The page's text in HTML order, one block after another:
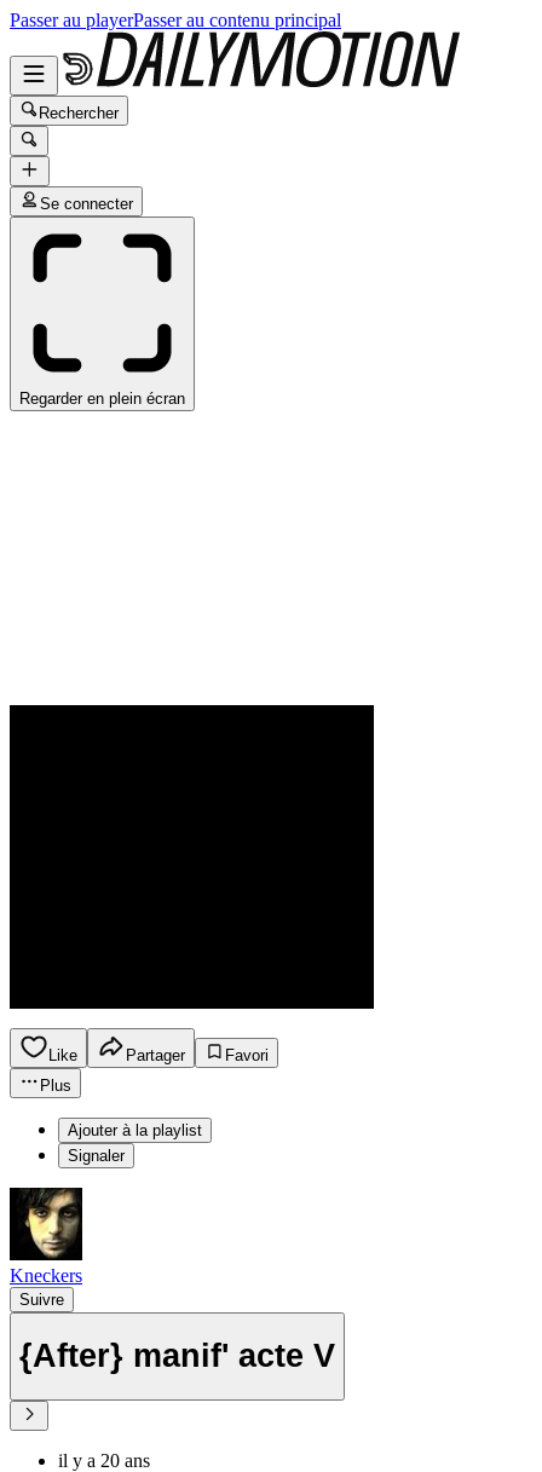
Passer au playerPasser au contenu principal
Rechercher
Se connecter
Regarder en plein écran
Like Partager
Favori
Plus
Ajouter à la playlist
Signaler
Kneckers
Suivre
{After} manif' acte V
il y a 20 ans